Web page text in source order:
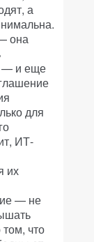
а
она
— и еще
для
ИТ-
их
— не
что